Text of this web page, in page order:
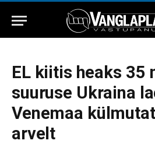
EL kiitis heaks 35
suuruse Ukraina
Venemaa
arvelt